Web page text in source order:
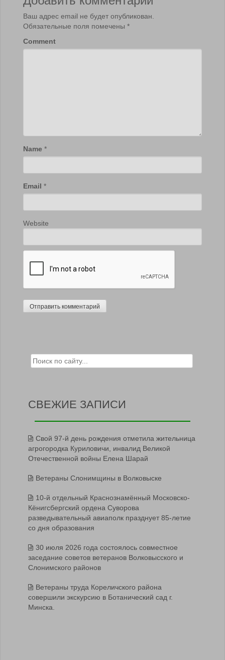
Ваш адрес email не будет опубликован.
Обязательные поля помечены *
Comment
Name *
Email *
Website
Search for:
СВЕЖИЕ ЗАПИСИ
Свой 97-й день рождения отметила жительница
агрогородка Куриловичи, инвалид Великой
Отечественной войны Елена Шарай
Ветераны Слонимщины в Волковыске
10-й отдельный Краснознамённый Московско-
Кёнигсбергский ордена Суворова
разведывательный авиаполк празднует 85-летие
со дня образования
30 июля 2026 года состоялось совместное
заседание советов ветеранов Волковысского и
Слонимского районов
Ветераны труда Кореличского района
совершили экскурсию в Ботанический сад г.
Минска.